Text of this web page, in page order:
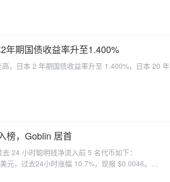
年期国债收益率升至1.400%
，日本 2 年期国债收益率升至 1.400%，日本 20 年
榜，Goblin 居首
24 小时聪明钱净流入前 5 名代币如下：
元，过去24小时涨幅 10.7%，现报 $0.0046。